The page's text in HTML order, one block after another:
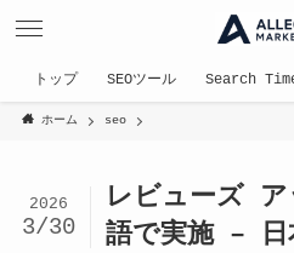
トップ SEOツール Search
ホーム seo
レビューズ
語で実施 – 日
2026
3/30